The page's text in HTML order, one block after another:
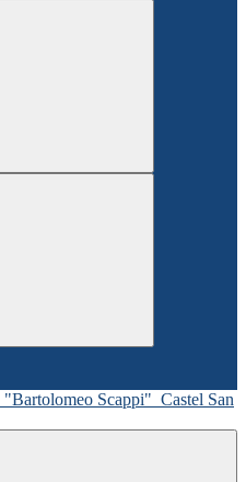
"Bartolomeo Scappi" Castel San